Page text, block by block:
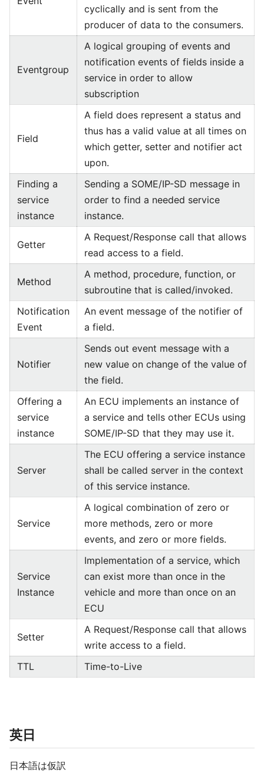
cyclically and is sent from the
producer of data to the consumers.
Eventgroup
A logical grouping of events and
notification events of fields inside a
service in order to allow
subscription
Field
A field does represent a status and
thus has a valid value at all times on
which getter, setter and notifier act
upon.
Finding a
service
instance
Sending a SOME/IP-SD message in
order to find a needed service
instance.
Getter
A Request/Response call that allows
read access to a field.
Method
A method, procedure, function, or
subroutine that is called/invoked.
Notification
Event
An event message of the notifier of
a field.
Notifier
Sends out event message with a
new value on change of the value of
the field.
Offering a
service
instance
An ECU implements an instance of
a service and tells other ECUs using
SOME/IP-SD that they may use it.
Server
The ECU offering a service instance
shall be called server in the context
of this service instance.
Service
A logical combination of zero or
more methods, zero or more
events, and zero or more fields.
Service
Instance
Implementation of a service, which
can exist more than once in the
vehicle and more than once on an
ECU
Setter
A Request/Response call that allows
write access to a field.
TTL
Time-to-Live
英日
日本語は仮訳